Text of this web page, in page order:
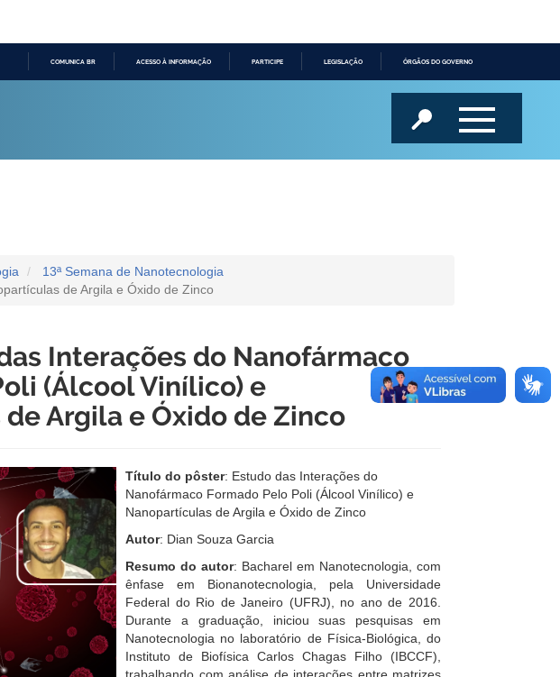
COMUNICA BR ACESSO À INFORMAÇÃO PARTICIPE LEGISLAÇÃO ÓRGÃOS DO GOVERNO
13ª Semana de Nanotecnologia
de Argila e Óxido de Zinco
Interações do Nanofármaco
(Álcool Vinílico) e
Argila e Óxido de Zinco
Título do pôster: Estudo das Interações do
Nanofármaco Formado Pelo Poli (Álcool Vinílico) e
Nanopartículas de Argila e Óxido de Zinco
Autor: Dian Souza Garcia
Resumo do autor: Bacharel em Nanotecnologia, com
ênfase em Bionanotecnologia, pela Universidade
Federal do Rio de Janeiro (UFRJ), no ano de 2016.
Durante a graduação, iniciou suas pesquisas em
Nanotecnologia no laboratório de Física-Biológica, do
Instituto de Biofísica Carlos Chagas Filho (IBCCF),